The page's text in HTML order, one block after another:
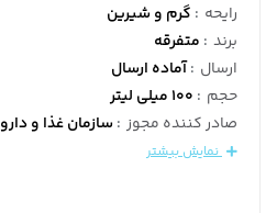
رایحه : گرم و شیرین
برند : متفرقه
ارسال :آماده ارسال
حجم : 100 میلی لیتر
صادر کننده مجوز :سازمان غذا و دارو
نمایش بیشتر